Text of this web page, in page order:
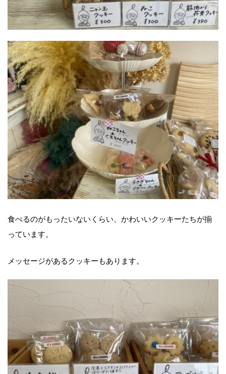
食べるのがもったいないくらい、かわいいクッキーたちが揃
っています。
メッセージがあるクッキーもあります。